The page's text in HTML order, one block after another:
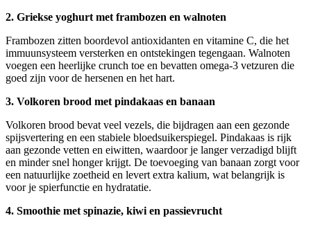
2. Griekse yoghurt met frambozen en walnoten
Frambozen zitten boordevol antioxidanten en vitamine C, die het
immuunsysteem versterken en ontstekingen tegengaan. Walnoten
voegen een heerlijke crunch toe en bevatten omega-3 vetzuren die
goed zijn voor de hersenen en het hart.
3. Volkoren brood met pindakaas en banaan
Volkoren brood bevat veel vezels, die bijdragen aan een gezonde
spijsvertering en een stabiele bloedsuikerspiegel. Pindakaas is rijk
aan gezonde vetten en eiwitten, waardoor je langer verzadigd blijft
en minder snel honger krijgt. De toevoeging van banaan zorgt voor
een natuurlijke zoetheid en levert extra kalium, wat belangrijk is
voor je spierfunctie en hydratatie.
4. Smoothie met spinazie, kiwi en passievrucht